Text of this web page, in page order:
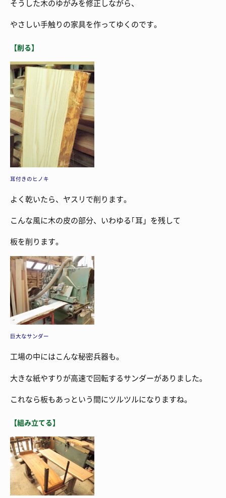
そうした木のゆがみを修正しながら、
やさしい手触りの家具を作ってゆくのです。
【削る】
耳付きのヒノキ
よく乾いたら、ヤスリで削ります。
こんな風に木の皮の部分、いわゆる｢耳」を残して
板を削ります。
巨大なサンダー
工場の中にはこんな秘密兵器も。
大きな紙やすりが高速で回転するサンダーがありました。
これなら板もあっという間にツルツルになりますね。
【組み立てる】